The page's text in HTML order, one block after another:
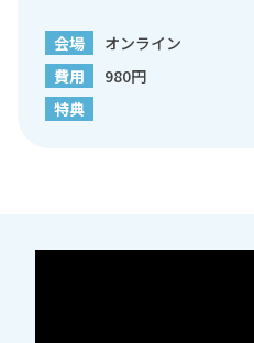
会場
オンライン
費用
980円
特典